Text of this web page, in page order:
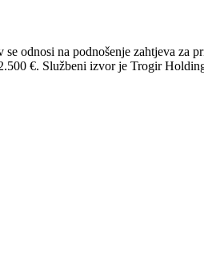
odnosi na podnošenje zahtjeva
€. Službeni izvor je Trogir